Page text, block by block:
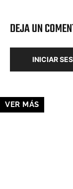
DEJA UN
INICIAR
VER MÁS